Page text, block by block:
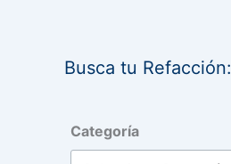
Busca tu Refacción:
Categoría